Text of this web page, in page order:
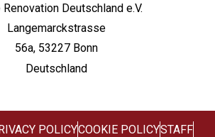
Renovation Deutschland e.V.
Langemarckstrasse
56a, 53227 Bonn
Deutschland
POLICYCOOKIE POLICYSTAFF